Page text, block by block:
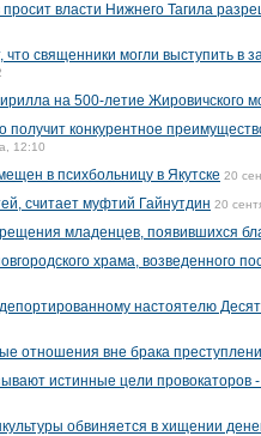
власти Нижнего Тагила
священники могли выступить в
на 500-летие Жировичского
конкурентное
12:10
в психбольницу в Якутске 20
считает муфтий Гайнутдин 20
младенцев, появившихся
храма, возведенного
настоятелю
отношения вне брака
истинные цели провокаторов
обвиняется в хищении